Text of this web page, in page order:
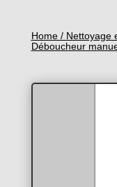
Home/ Nettoyage
Déboucheur